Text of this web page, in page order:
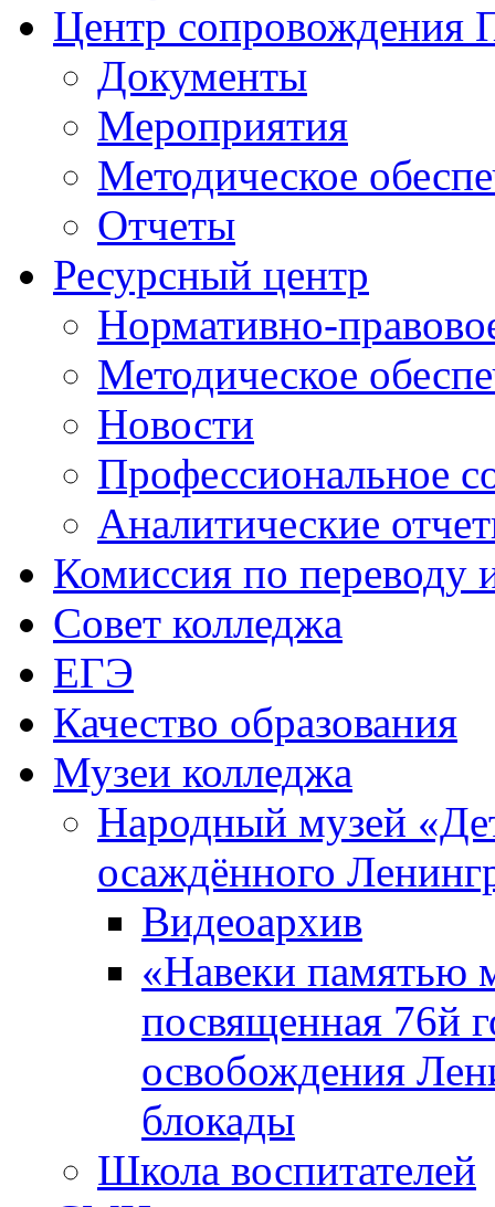
Центр сопровождения
Документы
Мероприятия
Методическое
Отчеты
Ресурсный центр
Нормативно-
Методическое
Новости
Профессиональное
Аналитические
Комиссия по переводу
Совет колледжа
ЕГЭ
Качество образования
Музеи колледжа
Народный музей
осаждённого
Видеоархив
«Навеки памятью
посвященная 76й
освобождения
блокады
Школа воспитателей